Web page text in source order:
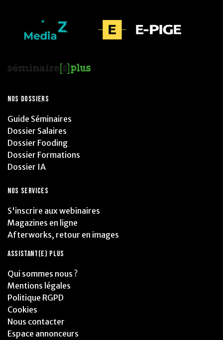
NOS DOSSIERS
Guide Séminaires
Dossier Salaires
Dossier Fooding
Dossier Formations
Dossier IA
NOS SERVICES
S'inscrire aux webinaires
Magazines en ligne
Afterworks, retour en images
ASSISTANT(E) PLUS
Qui sommes nous ?
Mentions légales
Politique RGPD
Cookies
Nous contacter
Espace annonceurs